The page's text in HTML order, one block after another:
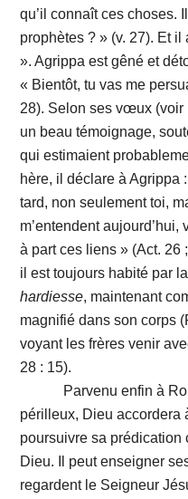
qu’il connaît ces choses.
prophètes ? » (v. 27). Et
». Agrippa est gêné et
« Bientôt, tu vas me
28). Selon ses vœux (voir
un beau témoignage,
qui estimaient
hère, il déclare à Agrippa
tard, non seulement toi,
m’entendent
à part ces liens » (Act. 26
il est toujours habité par
hardiesse, maintenant
magnifié dans son corps
voyant les frères venir
28 : 15).
Parvenu enfin à
périlleux, Dieu accordera
poursuivre sa prédication
Dieu. Il peut enseigner
regardent le Seigneur